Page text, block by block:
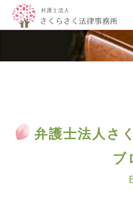
弁護士法人さ
ブ